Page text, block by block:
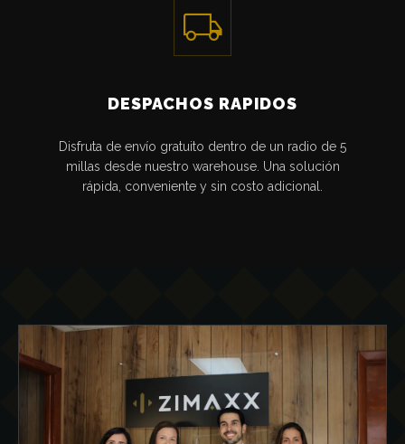
local_shipping
DESPACHOS RAPIDOS
Disfruta de envío gratuito dentro de un radio de 5
millas desde nuestro warehouse. Una solución
rápida, conveniente y sin costo adicional.